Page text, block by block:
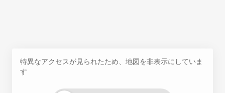
特異なアクセスが見られたため、地図を非表示にしていま
す